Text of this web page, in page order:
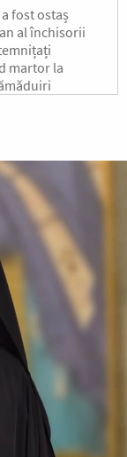
fost ostaș
al închisorii
martor la
Romei
Mucenic Sixt
de neam
mai întâi
al lui
Apostolul zilei
la venirea
trebuie să mă